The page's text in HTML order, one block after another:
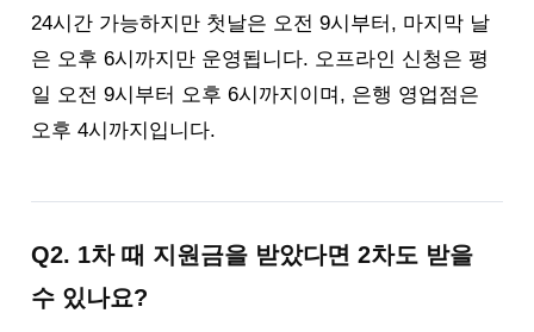
24시간 가능하지만 첫날은 오전 9시부터, 마지막 날
은 오후 6시까지만 운영됩니다. 오프라인 신청은 평
일 오전 9시부터 오후 6시까지이며, 은행 영업점은
오후 4시까지입니다.
Q2. 1차 때 지원금을 받았다면 2차도 받을
수 있나요?